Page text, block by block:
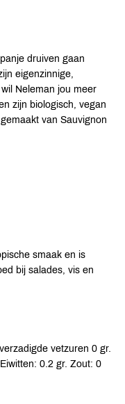
druiven gaan
eigenzinnige,
Neleman jou meer
zijn biologisch, vegan
van Sauvignon
smaak en is
bij salades, vis en
vetzuren 0 gr.
0.2 gr. Zout: 0